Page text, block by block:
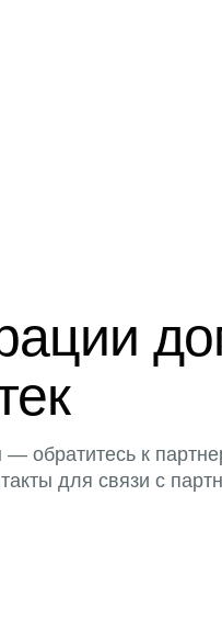
обратитесь к
для связи с